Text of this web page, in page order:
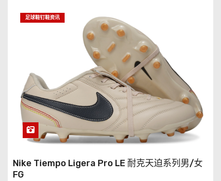
足球鞋钉鞋资讯
Nike Tiempo Ligera Pro LE 耐克天迫系列男/女
FG